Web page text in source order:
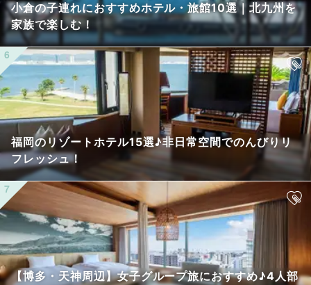
小倉の子連れにおすすめホテル・旅館10選｜北九州を
家族で楽しむ！
福岡のリゾートホテル15選♪非日常空間でのんびりリ
フレッシュ！
【博多・天神周辺】女子グループ旅におすすめ♪4人部